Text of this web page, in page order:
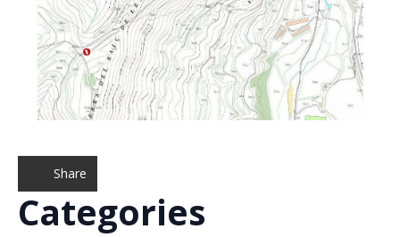
Share
Categories